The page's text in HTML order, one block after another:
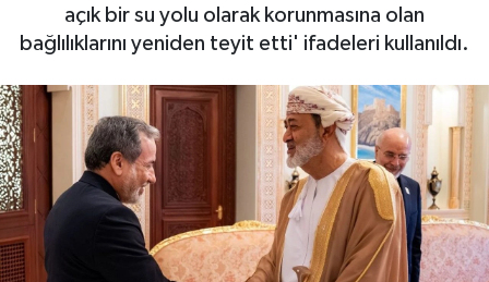
açık bir su yolu olarak korunmasına olan
bağlılıklarını yeniden teyit etti' ifadeleri kullanıldı.
Gayrimenkul
Eğitim